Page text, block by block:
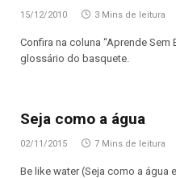
15/12/2010 3 Mins de leitura
Confira na coluna “Aprende
glossário do basquete.
Seja como a água
02/11/2015 7 Mins de leitura
Be like water (Seja como a